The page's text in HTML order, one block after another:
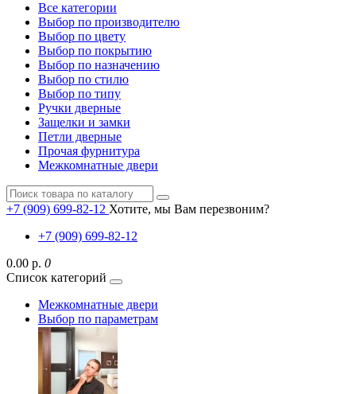
Все категории
Выбор по производителю
Выбор по цвету
Выбор по покрытию
Выбор по назначению
Выбор по стилю
Выбор по типу
Ручки дверные
Защелки и замки
Петли дверные
Прочая фурнитура
Межкомнатные двери
+7 (909) 699-82-12 Хотите, мы Вам перезвоним?
+7 (909) 699-82-12
0.00 р. 0
Список категорий
Межкомнатные двери
Выбор по параметрам